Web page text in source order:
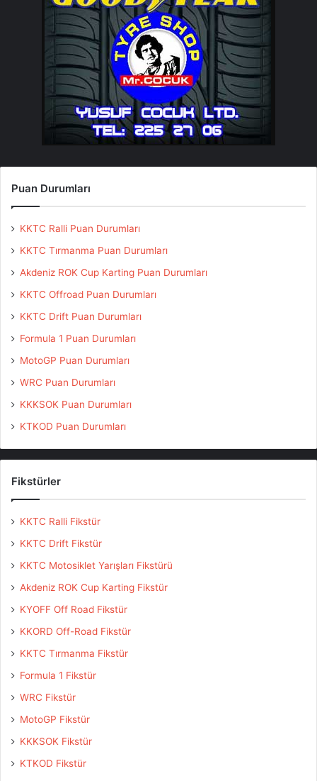
başarılı sonucu elde etmesindeki en önemli
etkenlerden birisi de co-pilotu Burak Erdener’in
tecrübesi ve Buğra’yı doğru bir şekilde
yönlendirmesidir. 2014 sezonunu Castrol Ford Team
Türkiye olarak 3 şampiyonluk ile tamamladık, gelecek
sene ise başarılarımızı bir üst seviyeye çıkartmayı
hedefliyoruz” açıklamasını yaptı.
Puan Durumları
KKTC Ralli Puan Durumları
KKTC Tırmanma Puan Durumları
Akdeniz ROK Cup Karting Puan Durumları
KKTC Offroad Puan Durumları
KKTC Drift Puan Durumları
Formula 1 Puan Durumları
MotoGP Puan Durumları
WRC Puan Durumları
KKKSOK Puan Durumları
KTKOD Puan Durumları
Fikstürler
KKTC Ralli Fikstür
KKTC Drift Fikstür
KKTC Motosiklet Yarışları Fikstürü
Akdeniz ROK Cup Karting Fikstür
KYOFF Off Road Fikstür
KKORD Off-Road Fikstür
KKTC Tırmanma Fikstür
Formula 1 Fikstür
WRC Fikstür
MotoGP Fikstür
KKKSOK Fikstür
KTKOD Fikstür